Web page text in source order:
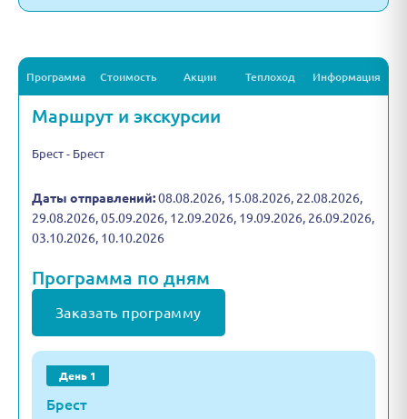
Программа Стоимость Акции Теплоход Информация
Маршрут и экскурсии
Брест - Брест
Даты отправлений:08.08.2026, 15.08.2026, 22.08.2026,
29.08.2026, 05.09.2026, 12.09.2026, 19.09.2026, 26.09.2026,
03.10.2026, 10.10.2026
Программа по дням
Заказать программу
День 1
Брест